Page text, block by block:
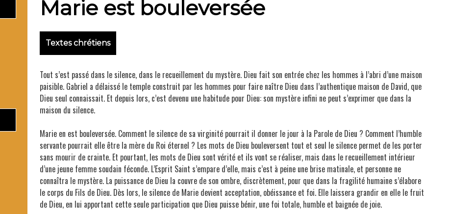
Méditations
Père Marie-Eugène de l'Enfant Jésus
Prières
Résumés de livres
Textes chrétiens
Marie est bouleversée
Textes chrétiens
Tout s’est passé dans le silence, dans le recueillement du mystère. Dieu fait son entrée chez les hommes à l’abri d’une maison
paisible. Gabriel a délaissé le temple construit par les hommes pour faire naître Dieu dans l’authentique maison de David, que
Dieu seul connaissait. Et depuis lors, c’est devenu une habitude pour Dieu: son mystère infini ne peut s’exprimer que dans la
maison du silence.
Marie en est bouleversée. Comment le silence de sa virginité pourrait il donner le jour à la Parole de Dieu ? Comment l’humble
servante pourrait elle être la mère du Roi éternel ? Les mots de Dieu bouleversent tout et seul le silence permet de les porter
sans mourir de crainte. Et pourtant, les mots de Dieu sont vérité et ils vont se réaliser, mais dans le recueillement intérieur
d’une jeune femme soudain féconde. L’Esprit Saint s’empare d’elle, mais c’est à peine une brise matinale, et personne ne
connaîtra le mystère. La puissance de Dieu la couvre de son ombre, discrètement, pour que dans la fragilité humaine s’élabore
le corps du Fils de Dieu. Dès lors, le silence de Marie devient acceptation, obéissance et foi. Elle laissera grandir en elle le fruit
de Dieu, en lui apportant cette seule participation que Dieu puisse bénir, une foi totale, humble et baignée de joie.